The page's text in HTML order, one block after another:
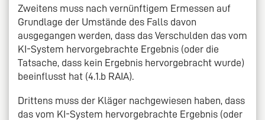
Zweitens muss nach vernünftigem Ermessen auf
Grundlage der Umstände des Falls davon
ausgegangen werden, dass das Verschulden das vom
KI-System hervorgebrachte Ergebnis (oder die
Tatsache, dass kein Ergebnis hervorgebracht wurde)
beeinflusst hat (4.1.b RAIA).
Drittens muss der Kläger nachgewiesen haben, dass
das vom KI-System hervorgebrachte Ergebnis (oder